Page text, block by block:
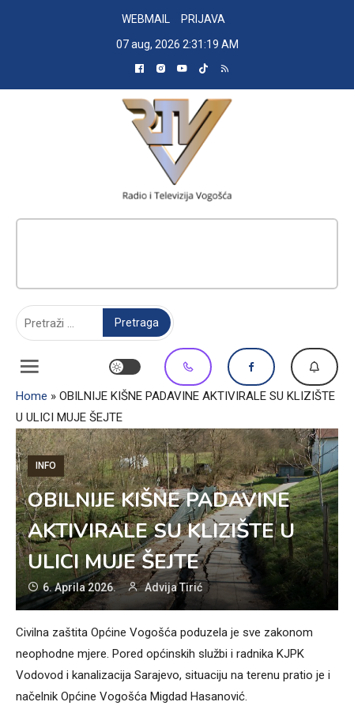
WEBMAIL
PRIJAVA
07 aug, 2026 2:31:20 AM
Home » OBILNIJE KIŠNE PADAVINE AKTIVIRALE SU KLIZIŠTE
U ULICI MUJE ŠEJTE
INFO
OBILNIJE KIŠNE PADAVINE
AKTIVIRALE SU KLIZIŠTE U
ULICI MUJE ŠEJTE
6. Aprila 2026. Advija Tirić
Civilna zaštita Općine Vogošća poduzela je sve zakonom
neophodne mjere. Pored općinskih službi i radnika KJPK
Vodovod i kanalizacija Sarajevo, situaciju na terenu pratio je i
načelnik Općine Vogošća Migdad Hasanović.